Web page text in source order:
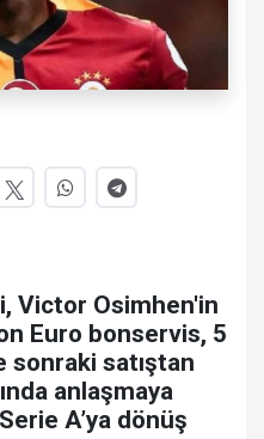
Victor Osimhen'in
Euro bonservis, 5
sonraki satıştan
anlaşmaya
A’ya dönüş